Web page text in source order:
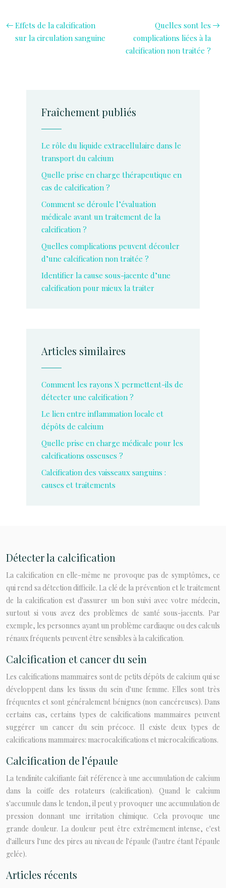
Effets de la calcification
sur la circulation sanguine
Quelles sont les
complications liées à la
calcification non traitée ?
Fraîchement publiés
Le rôle du liquide extracellulaire dans le
transport du calcium
Quelle prise en charge thérapeutique en
cas de calcification ?
Comment se déroule l’évaluation
médicale avant un traitement de la
calcification ?
Quelles complications peuvent découler
d’une calcification non traitée ?
Identifier la cause sous-jacente d’une
calcification pour mieux la traiter
Articles similaires
Comment les rayons X permettent-ils de
détecter une calcification ?
Le lien entre inflammation locale et
dépôts de calcium
Quelle prise en charge médicale pour les
calcifications osseuses ?
Calcification des vaisseaux sanguins :
causes et traitements
Détecter la calcification
La calcification en elle-même ne provoque pas de symptômes, ce
qui rend sa détection difficile. La clé de la prévention et le traitement
de la calcification est d'assurer un bon suivi avec votre médecin,
surtout si vous avez des problèmes de santé sous-jacents. Par
exemple, les personnes ayant un problème cardiaque ou des calculs
rénaux fréquents peuvent être sensibles à la calcification.
Calcification et cancer du sein
Les calcifications mammaires sont de petits dépôts de calcium qui se
développent dans les tissus du sein d'une femme. Elles sont très
fréquentes et sont généralement bénignes (non cancéreuses). Dans
certains cas, certains types de calcifications mammaires peuvent
suggérer un cancer du sein précoce. Il existe deux types de
calcifications mammaires: macrocalcifications et microcalcifications.
Calcification de l’épaule
La tendinite calcifiante fait référence à une accumulation de calcium
dans la coiffe des rotateurs (calcification). Quand le calcium
s'accumule dans le tendon, il peut y provoquer une accumulation de
pression donnant une irritation chimique. Cela provoque une
grande douleur. La douleur peut être extrêmement intense, c'est
d'ailleurs l'une des pires au niveau de l'épaule (l'autre étant l'épaule
gelée).
Articles récents